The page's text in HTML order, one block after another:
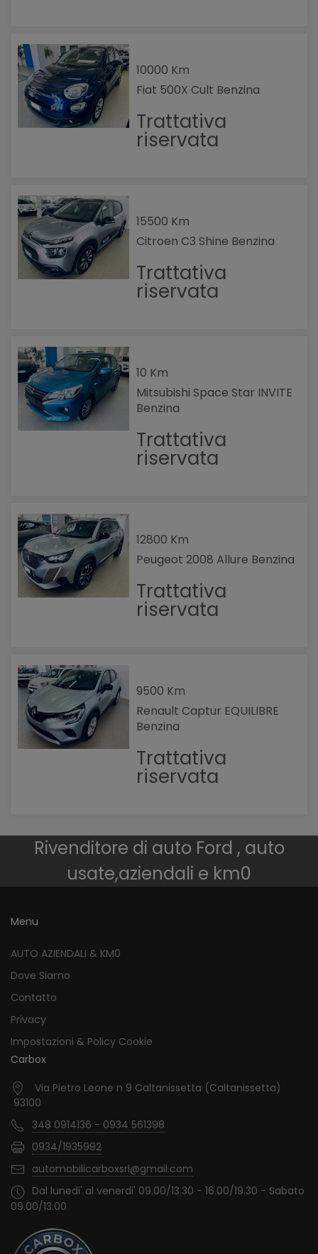
10000 Km
Fiat 500X Cult Benzina
Trattativa
riservata
15500 Km
Citroen C3 Shine Benzina
Trattativa
riservata
10 Km
Mitsubishi Space Star INVITE
Benzina
Trattativa
riservata
12800 Km
Peugeot 2008 Allure Benzina
Trattativa
riservata
9500 Km
Renault Captur EQUILIBRE
Benzina
Trattativa
riservata
Rivenditore di auto Ford , auto
usate,aziendali e km0
Menu
AUTO AZIENDALI & KM0
Dove Siamo
Contatto
Privacy
Impostazioni & Policy Cookie
Carbox
Via Pietro Leone n 9 Caltanissetta (Caltanissetta)
93100
348 0914136 - 0934 561398
0934/1935992
automobilicarboxsrl@gmail.com
Dal lunedi' al venerdi' 09.00/13.30 - 16.00/19.30 - Sabato
09.00/13.00